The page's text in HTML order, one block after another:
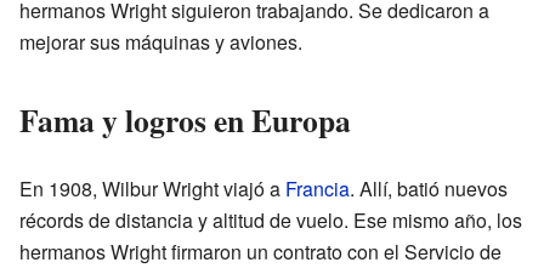
hermanos Wright siguieron trabajando. Se dedicaron a
mejorar sus máquinas y aviones.
Fama y logros en Europa
En 1908, Wilbur Wright viajó a Francia. Allí, batió nuevos
récords de distancia y altitud de vuelo. Ese mismo año, los
hermanos Wright firmaron un contrato con el Servicio de